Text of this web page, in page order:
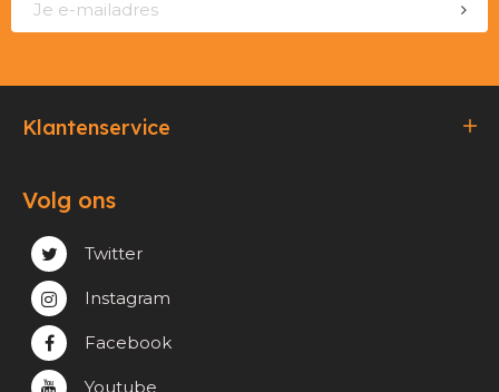
Klantenservice
Verzending & Afhaling
Privacy & cookie beleid
Volg ons
Twitter
Instagram
Facebook
Youtube